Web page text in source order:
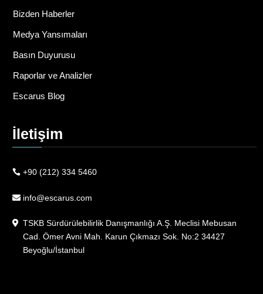
Bizden Haberler
Medya Yansımaları
Basın Duyurusu
Raporlar ve Analizler
Escarus Blog
İletişim
+90 (212) 334 5460
info@escarus.com
TSKB Sürdürülebilirlik Danışmanlığı A.Ş. Meclisi Mebusan
Cad. Ömer Avni Mah. Karun Çıkmazı Sok. No:2 34427
Beyoğlu/İstanbul